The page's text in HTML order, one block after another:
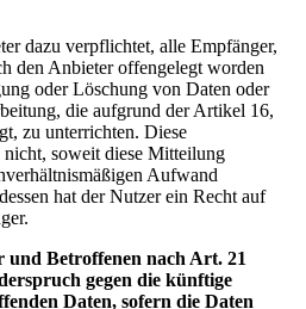
dazu verpflichtet, alle Empfänger,
den Anbieter offengelegt worden
oder Löschung von Daten oder
die aufgrund der Artikel 16,
zu unterrichten. Diese
soweit diese Mitteilung
Aufwand
hat der Nutzer ein Recht auf
und Betroffenen nach Art. 21
gegen die künftige
Daten, sofern die Daten